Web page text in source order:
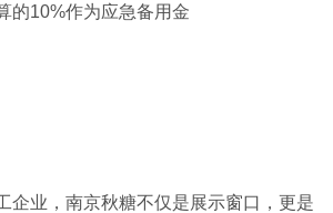
的10%作为应急备用金
企业，南京秋糖不仅是展示窗口，更是